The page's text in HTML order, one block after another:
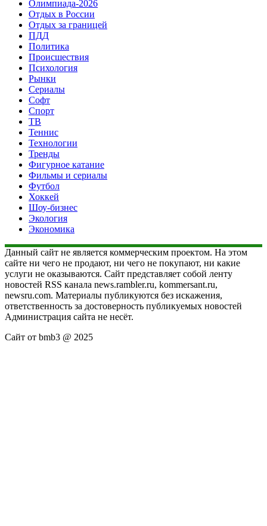
Олимпиада-2026
Отдых в России
Отдых за границей
ПДД
Политика
Происшествия
Психология
Рынки
Сериалы
Софт
Спорт
ТВ
Теннис
Технологии
Тренды
Фигурное катание
Фильмы и сериалы
Футбол
Хоккей
Шоу-бизнес
Экология
Экономика
Данный сайт не является коммерческим проектом. На этом
сайте ни чего не продают, ни чего не покупают, ни какие
услуги не оказываются. Сайт представляет собой ленту
новостей RSS канала news.rambler.ru, kommersant.ru,
newsru.com. Материалы публикуются без искажения,
ответственность за достоверность публикуемых новостей
Администрация сайта не несёт.
Сайт от bmb3 @ 2025